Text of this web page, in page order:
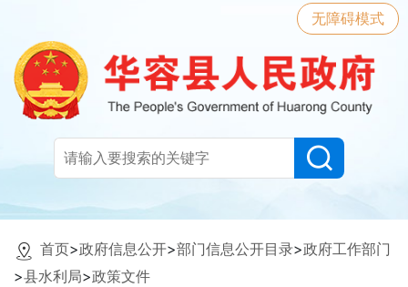
无障碍模式
首页>政府信息公开>部门信息公开目录>政府工作部门
>县水利局>政策文件